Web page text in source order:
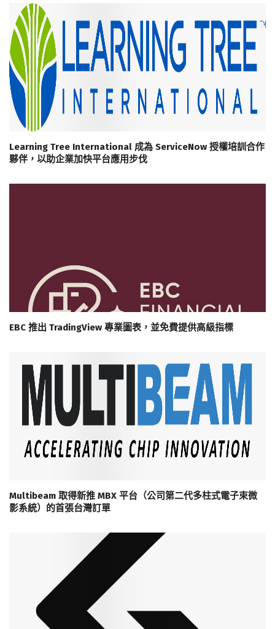
Learning Tree International 成為 ServiceNow 授權培訓合作
夥伴，以助企業加快平台應用步伐
EBC 推出 TradingView 專業圖表，並免費提供高級指標
Multibeam 取得新推 MBX 平台（公司第二代多柱式電子束微
影系統）的首張台灣訂單